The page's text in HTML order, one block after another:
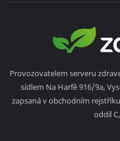
Provozovatelem serveru
sídlem Na Harfě 916/9a,
zapsaná v obchodním
oddíl